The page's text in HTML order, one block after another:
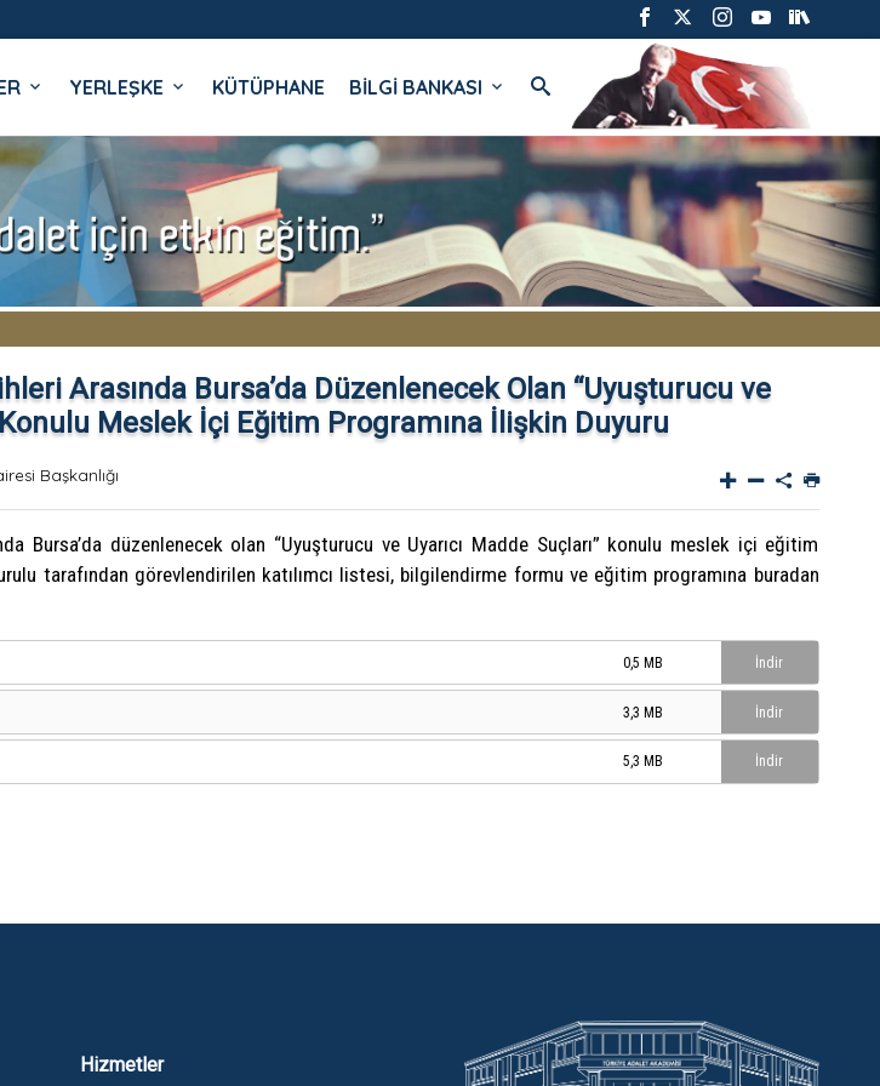
YERLEŞKE KÜTÜPHANE BİLGİ BANKASI
Arasında Bursa’da Düzenlenecek Olan “Uyuşturucu ve
Konulu Meslek İçi Eğitim Programına İlişkin Duyuru
Başkanlığı
Bursa’da düzenlenecek olan “Uyuşturucu ve Uyarıcı Madde Suçları” konulu meslek içi eğitim
tarafından görevlendirilen katılımcı listesi, bilgilendirme formu ve eğitim programına buradan
0,5 MB İndir
3,3 MB İndir
5,3 MB İndir
Hizmetler